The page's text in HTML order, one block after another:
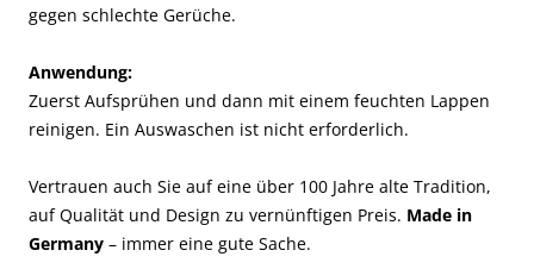
gegen schlechte Gerüche.
Anwendung:
Zuerst Aufsprühen und dann mit einem feuchten Lappen
reinigen. Ein Auswaschen ist nicht erforderlich.
Vertrauen auch Sie auf eine über 100 Jahre alte Tradition,
auf Qualität und Design zu vernünftigen Preis. Made in
Germany – immer eine gute Sache.